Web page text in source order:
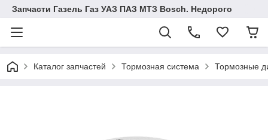
Запчасти Газель Газ УАЗ ПАЗ МТЗ Bosch. Недорого
Каталог запчастей Тормозная система Тормозные